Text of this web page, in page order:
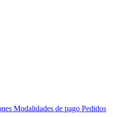
Modalidades de pago Pedidos